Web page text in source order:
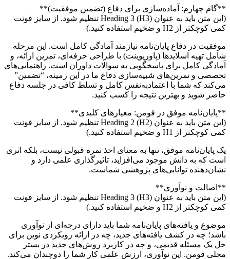
**گام چهارم: آماده‌سازی برای دفاع (تضمین موفقیت)**
(این متن باید به عنوان Heading 3 (H3) تنظیم شود. از سایز فونت
کمی کوچکتر از H2 و ضخیم استفاده کنید.)
موفقیت در دفاع پایان‌نامه نیازمند آمادگی کامل است. این مرحله
شامل تهیه اسلایدها (پاورپوینت) با طراحی حرفه‌ای، تمرین ارائه، و
آمادگی کامل برای پاسخگویی به سوالات داوران است. راهنمایی‌های
تخصصی و تمرین‌های شبیه‌سازی دفاع ما در این زمینه، “تضمین”
می‌کند که شما با اعتمادبه‌نفس کامل و تسلط کافی در جلسه دفاع
حاضر شوید و بهترین نتیجه را کسب کنید.
**پایان‌نامه موفق در فومن: معیارهای کلیدی**
(این متن باید به عنوان Heading 2 (H2) تنظیم شود. از سایز فونت
کمی کوچکتر از H1 و ضخیم استفاده کنید.)
یک پایان‌نامه موفق، تنها به معنای اخذ نمره قبولی نیست، بلکه اثری
است که به دانش موجود می‌افزاید، تاثیرگذاری علمی دارد و
نشان‌دهنده توانایی‌های پژوهشی شماست.
**اصالت و نوآوری**
(این متن باید به عنوان Heading 3 (H3) تنظیم شود. از سایز فونت
کمی کوچکتر از H2 و ضخیم استفاده کنید.)
موضوع و یافته‌های پایان‌نامه شما باید دارای درجه‌ای از نوآوری
باشد؛ چه در کشف یافته‌های جدید، چه در ارائه رویکردی نوین برای
حل یک مسئله قدیمی، و چه در کاربرد روش‌های جدید در بستر
محلی فومن. این نوآوری، ارزش علمی کار شما را دوچندان می‌کند.